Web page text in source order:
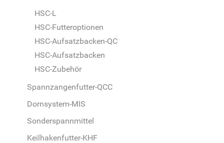
HSC-L
HSC-Futteroptionen
HSC-Aufsatzbacken-QC
HSC-Aufsatzbacken
HSC-Zubehör
Spannzangenfutter-QCC
Dornsystem-MIS
Sonderspannmittel
Keilhakenfutter-KHF